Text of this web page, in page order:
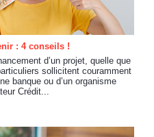
: 4 conseils !
d’un projet, quelle que
sollicitent couramment
banque ou d’un organisme
Crédit...